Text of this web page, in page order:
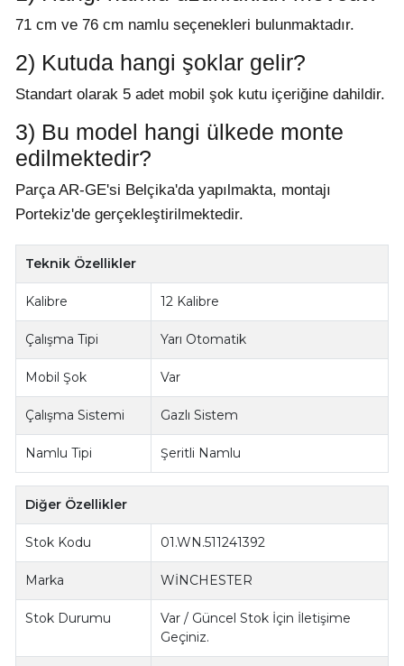
71 cm ve 76 cm namlu seçenekleri bulunmaktadır.
2) Kutuda hangi şoklar gelir?
Standart olarak 5 adet mobil şok kutu içeriğine dahildir.
3) Bu model hangi ülkede monte
edilmektedir?
Parça AR-GE'si Belçika'da yapılmakta, montajı
Portekiz'de gerçekleştirilmektedir.
Teknik Özellikler
Kalibre 12 Kalibre
Çalışma Tipi Yarı Otomatik
Mobil Şok Var
Çalışma Sistemi Gazlı Sistem
Namlu Tipi Şeritli Namlu
Diğer Özellikler
Stok Kodu 01.WN.511241392
Marka WİNCHESTER
Stok Durumu
Var / Güncel Stok İçin İletişime
Geçiniz.